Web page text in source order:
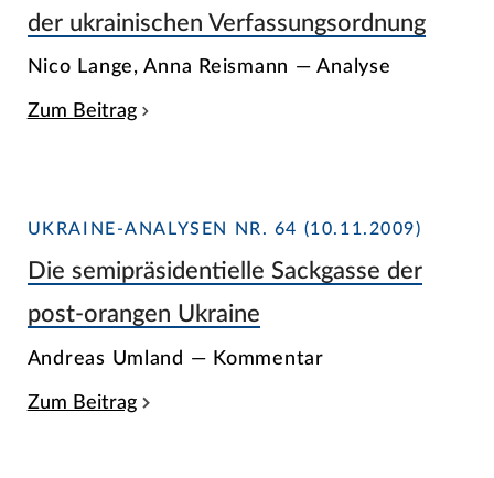
der ukrainischen Verfassungsordnung
Nico Lange, Anna Reismann — Analyse
Zum Beitrag
UKRAINE-ANALYSEN NR. 64 (10.11.2009)
Die semipräsidentielle Sackgasse der
post-orangen Ukraine
Andreas Umland — Kommentar
Zum Beitrag